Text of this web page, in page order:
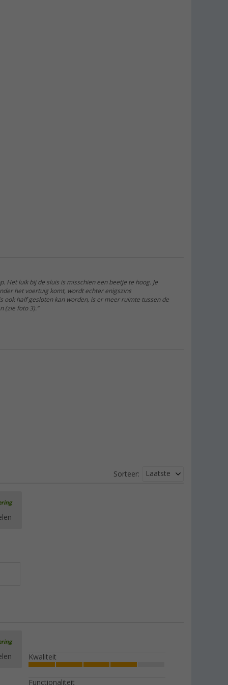
Het luik bij de sluis is misschien een beetje te hoog. Je
het voertuig komt, wordt echter enigszins
ook half gesloten kan worden, is er meer ruimte tussen de
(zie foto 3).“
Sorteer: Laatste
Kwaliteit
Functionaliteit